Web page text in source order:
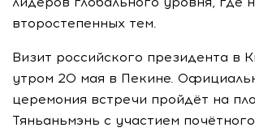
второстепенных тем.
Визит российского президента в
утром 20 мая в Пекине.
церемония встречи пройдёт на
Тяньаньмэнь с участием